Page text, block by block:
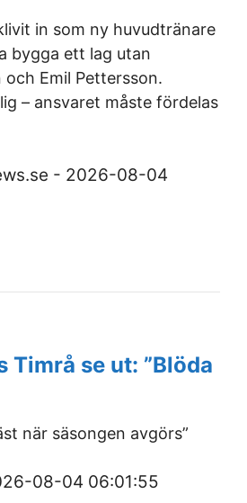
in som ny huvudtränare
bygga ett lag utan
Emil Pettersson.
– ansvaret måste fördelas
- 2026-08-04
Timrå se ut: ”Blöda
när säsongen avgörs”
08-04 06:01:55